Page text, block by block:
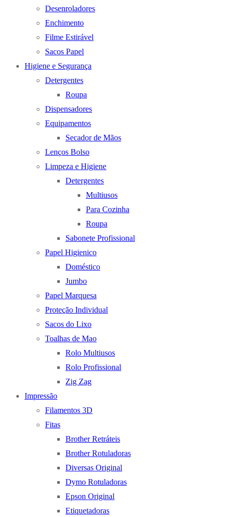
Desenroladores
Enchimento
Filme Estirável
Sacos Papel
Higiene e Segurança
Detergentes
Roupa
Dispensadores
Equipamentos
Secador de Mãos
Lenços Bolso
Limpeza e Higiene
Detergentes
Multiusos
Para Cozinha
Roupa
Sabonete Profissional
Papel Higienico
Doméstico
Jumbo
Papel Marquesa
Proteção Individual
Sacos do Lixo
Toalhas de Mao
Rolo Multiusos
Rolo Profissional
Zig Zag
Impressão
Filamentos 3D
Fitas
Brother Retráteis
Brother Rotuladoras
Diversas Original
Dymo Rotuladoras
Epson Original
Etiquetadoras